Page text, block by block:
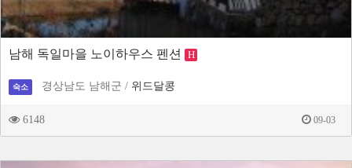
남해 독일마을 노이하우스 펜션 H
숙소 경상남도 남해군 / 위드달콩
6148 09-03